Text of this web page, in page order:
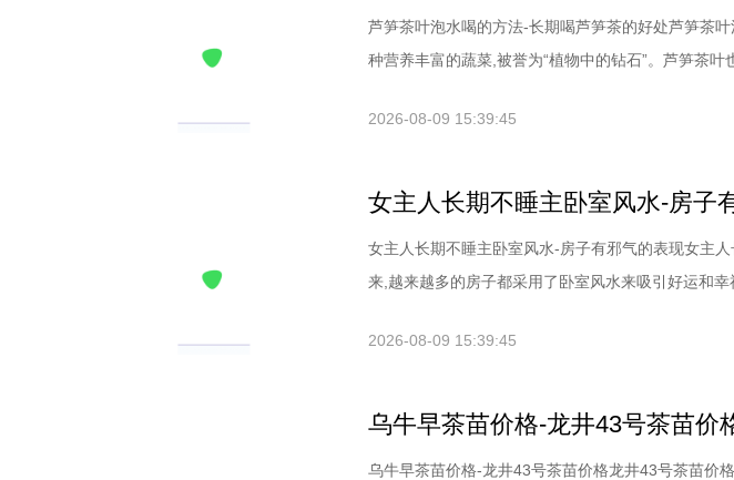
芦笋茶叶泡水喝的方法-长期喝芦笋茶的好处芦笋茶
种营养丰富的蔬菜,被誉为“植物中的钻石”。芦笋茶叶
2026-08-09 15:39:45
女主人长期不睡主卧室风水-房子
女主人长期不睡主卧室风水-房子有邪气的表现女主
来,越来越多的房子都采用了卧室风水来吸引好运和幸
2026-08-09 15:39:45
乌牛早茶苗价格-龙井43号茶苗价
乌牛早茶苗价格-龙井43号茶苗价格龙井43号茶苗价